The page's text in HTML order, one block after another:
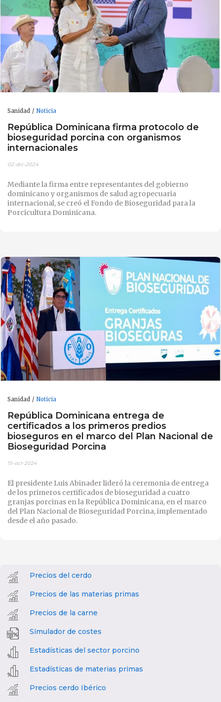
Sanidad Noticia
República Dominicana firma protocolo de
bioseguridad porcina con organismos
internacionales
02-dic-2024
Mediante la firma entre representantes del gobierno
dominicano y organismos de salud agropecuaria
internacional, se creó el Fondo de Bioseguridad para la
Porcicultura Dominicana.
Sanidad Noticia
República Dominicana entrega de
certificados a los primeros predios
bioseguros en el marco del Plan Nacional de
Bioseguridad Porcina
15-oct-2024
El presidente Luis Abinader lideró la ceremonia de entrega
de los primeros certificados de bioseguridad a cuatro
granjas porcinas en la República Dominicana, en el marco
del Plan Nacional de Bioseguridad Porcina, implementado
desde el año pasado.
Precios del cerdo
Precios de las materias primas
Precios de la carne
Simulador de costes
Estadísticas del sector porcino
Estadísticas de materias primas
Precios cerdo Ibérico